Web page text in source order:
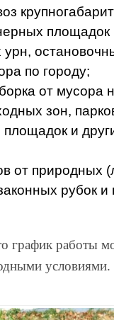
площадок
по городу;
от мусора
зон,
площадок и
от природных
рубок и
график работы
условиями.